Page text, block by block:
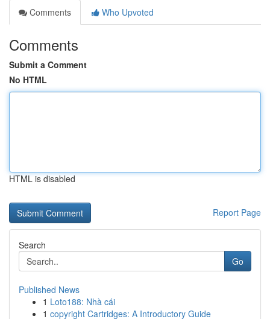
Comments
Who Upvoted
Comments
Submit a Comment
No HTML
HTML is disabled
Report Page
Search
Go
Published News
1 Loto188: Nhà cái
1 copyright Cartridges: A Introductory Guide